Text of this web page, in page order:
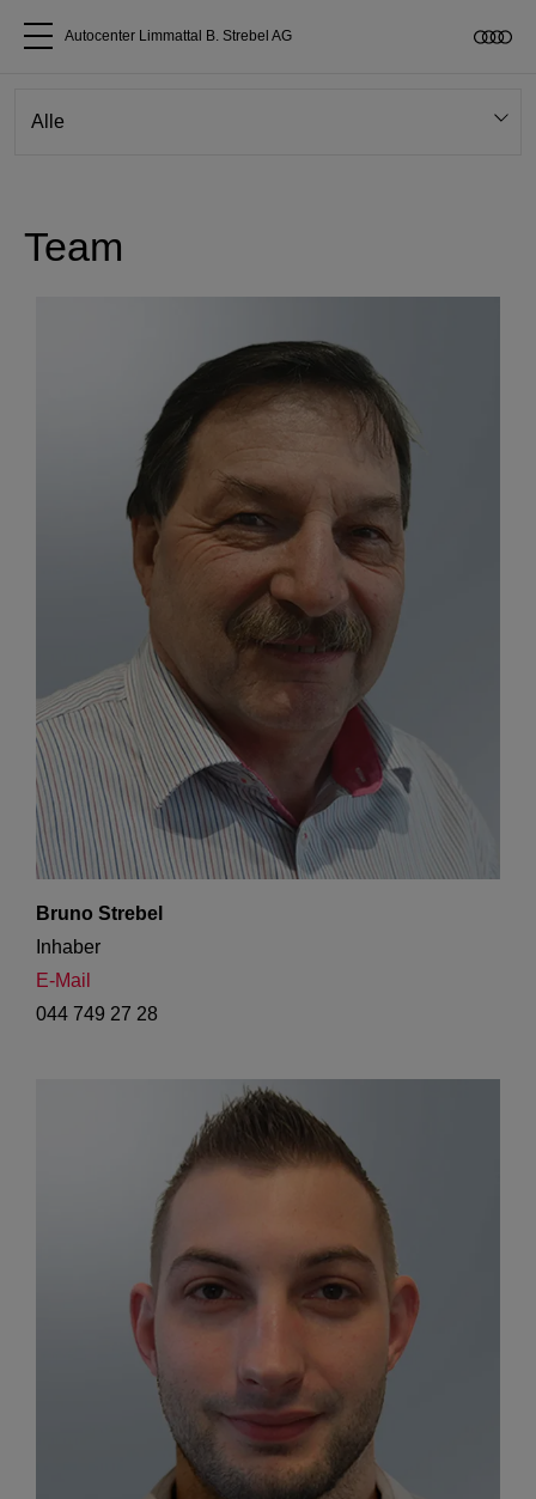
Audi kaufen
Audi Original Zubehör
Geschäftskunden
Autocenter Limmattal B. Strebel AG
Team
Bruno Strebel
Inhaber
E-Mail
044 749 27 28